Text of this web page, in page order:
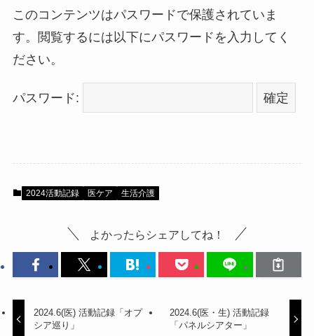
このコンテンツはパスワードで保護されていま
す。閲覧するには以下にパスワードを入力してく
ださい。
パスワード:
2024活動記録 医ケア 生活介護
よかったらシェアしてね！
2024.6(医) 活動記録「オプ
シア巡り」
2024.6(医・生) 活動記録
「パネルシアター」